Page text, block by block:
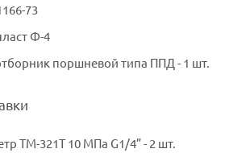
73
Ф-4
поршневой типа ППД - 1 шт.
ТМ-321Т 10 МПа G1/4” - 2 шт.